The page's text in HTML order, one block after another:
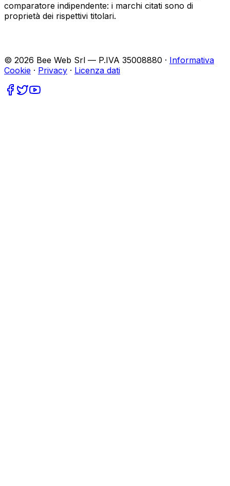
comparatore indipendente: i marchi citati sono di
proprietà dei rispettivi titolari.
© 2026 Bee Web Srl — P.IVA 35008880 · Informativa
Cookie · Privacy · Licenza dati